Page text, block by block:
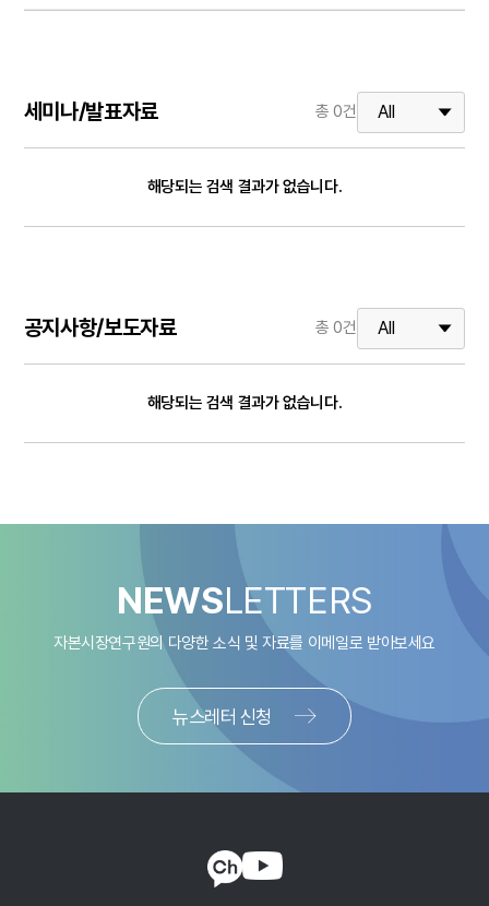
세미나/발표자료 총0건
해당되는 검색 결과가 없습니다.
공지사항/보도자료 총0건
해당되는 검색 결과가 없습니다.
NEWSLETTERS
자본시장연구원의 다양한 소식 및 자료를 이메일로 받아보세요
뉴스레터 신청